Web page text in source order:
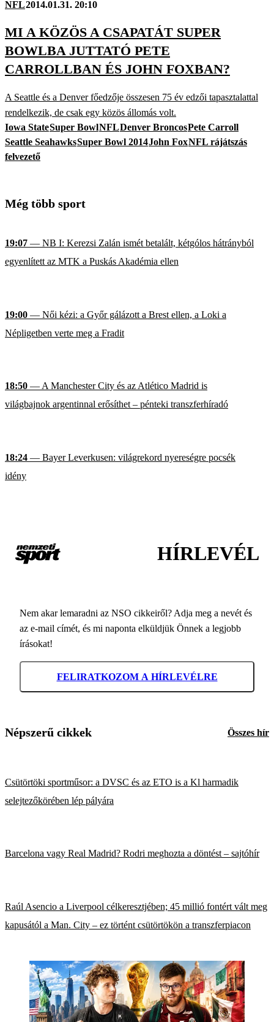
NFL2014.01.31. 20:10
MI A KÖZÖS A CSAPATÁT SUPER
BOWLBA JUTTATÓ PETE
CARROLLBAN ÉS JOHN FOXBAN?
A Seattle és a Denver főedzője összesen 75 év edzői tapasztalattal
rendelkezik, de csak egy közös állomás volt.
Iowa StateSuper BowlNFLDenver BroncosPete Carroll
Seattle SeahawksSuper Bowl 2014John FoxNFL rájátszás
felvezető
Még több sport
19:07 — NB I: Kerezsi Zalán ismét betalált, kétgólos hátrányból
egyenlített az MTK a Puskás Akadémia ellen
19:00 — Női kézi: a Győr gálázott a Brest ellen, a Loki a
Népligetben verte meg a Fradit
18:50 — A Manchester City és az Atlético Madrid is
világbajnok argentinnal erősíthet – pénteki transzferhíradó
18:24 — Bayer Leverkusen: világrekord nyereségre pocsék
idény
HÍRLEVÉL
Nem akar lemaradni az NSO cikkeiről? Adja meg a nevét és
az e-mail címét, és mi naponta elküldjük Önnek a legjobb
írásokat!
FELIRATKOZOM A HÍRLEVÉLRE
Népszerű cikkek Összes hír
Csütörtöki sportműsor: a DVSC és az ETO is a Kl harmadik
selejtezőkörében lép pályára
Barcelona vagy Real Madrid? Rodri meghozta a döntést – sajtóhír
Raúl Asencio a Liverpool célkeresztjében; 45 millió fontért vált meg
kapusától a Man. City – ez történt csütörtökön a transzferpiacon